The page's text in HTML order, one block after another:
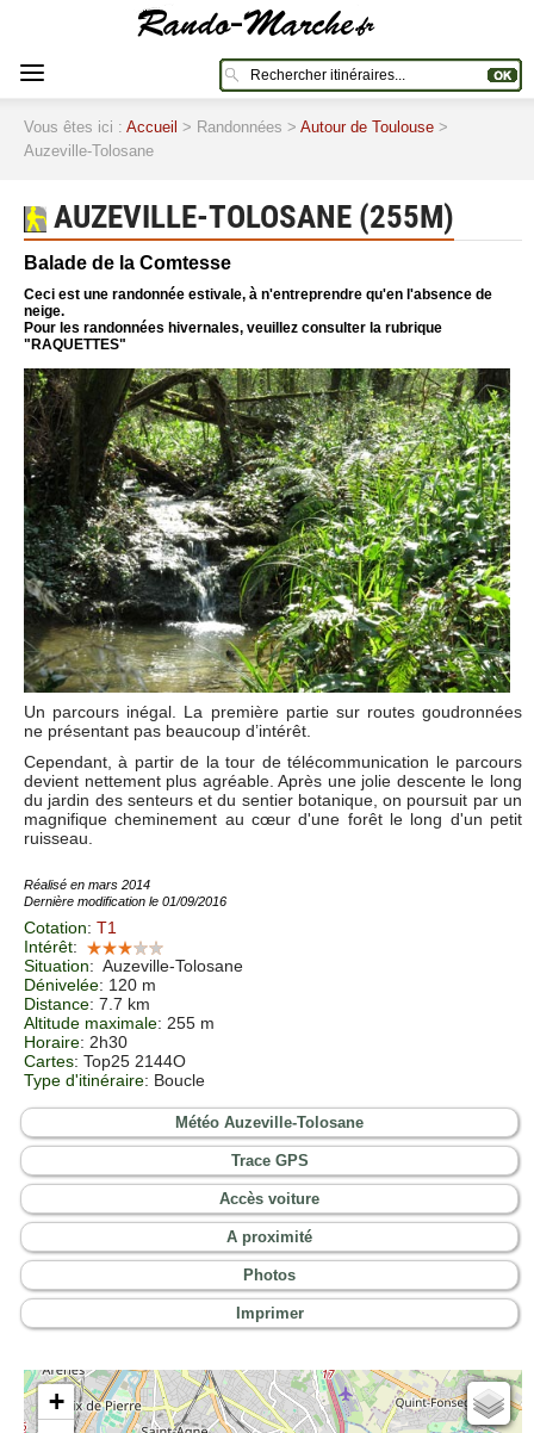
Vous êtes ici : Accueil > Randonnées > Autour de Toulouse >
Auzeville-Tolosane
AUZEVILLE-TOLOSANE (255M)
Balade de la Comtesse
Ceci est une randonnée estivale, à n'entreprendre qu'en l'absence de
neige.
Pour les randonnées hivernales, veuillez consulter la rubrique
"RAQUETTES"
Un parcours inégal. La première partie sur routes goudronnées
ne présentant pas beaucoup d’intérêt.
Cependant, à partir de la tour de télécommunication le parcours
devient nettement plus agréable. Après une jolie descente le long
du jardin des senteurs et du sentier botanique, on poursuit par un
magnifique cheminement au cœur d'une forêt le long d'un petit
ruisseau.
Réalisé en mars 2014
Dernière modification le 01/09/2016
Cotation: T1
Intérêt:
Situation: Auzeville-Tolosane
Dénivelée: 120 m
Distance: 7.7 km
Altitude maximale: 255 m
Horaire: 2h30
Cartes: Top25 2144O
Type d'itinéraire: Boucle
Météo Auzeville-Tolosane
Trace GPS
Accès voiture
A proximité
Photos
Imprimer
+
Cartes IGN